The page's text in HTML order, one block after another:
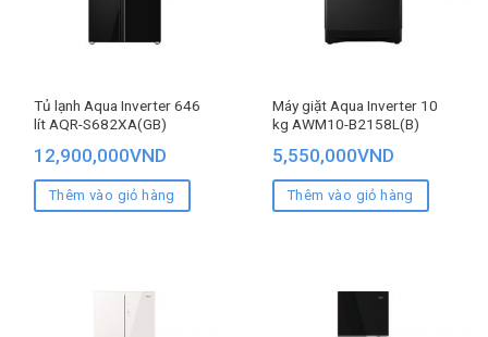
Tủ lạnh Aqua Inverter 646
lít AQR-S682XA(GB)
12,900,000VND
Thêm vào giỏ hàng
Máy giặt Aqua Inverter 10
kg AWM10-B2158L(B)
5,550,000VND
Thêm vào giỏ hàng